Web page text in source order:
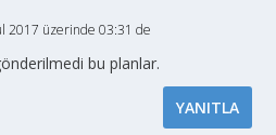
2017 üzerinde 03:31 de
bu planlar.
YANITLA